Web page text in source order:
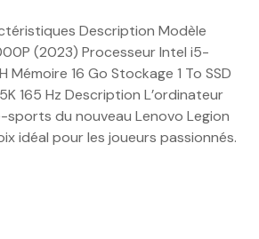
Description Modèle
(2023) Processeur Intel i5-
Mémoire 16 Go Stockage 1 To SSD
165 Hz Description L’ordinateur
sports du nouveau Lenovo Legion
idéal pour les joueurs passionnés.